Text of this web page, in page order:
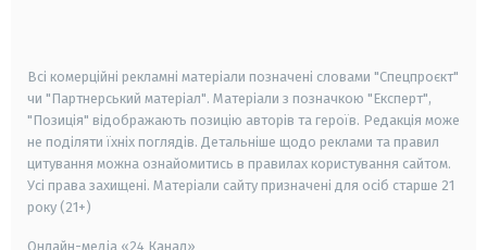
Всі комерційні рекламні матеріали позначені словами "Спецпроєкт"
чи "Партнерський матеріал". Матеріали з позначкою "Експерт",
"Позиція" відображають позицію авторів та героїв. Редакція може
не поділяти їхніх поглядів. Детальніше щодо реклами та правил
цитування можна ознайомитись в правилах користування сайтом.
Усі права захищені. Матеріали сайту призначені для осіб старше 21
року (21+)
Онлайн-медіа «24 Канал»